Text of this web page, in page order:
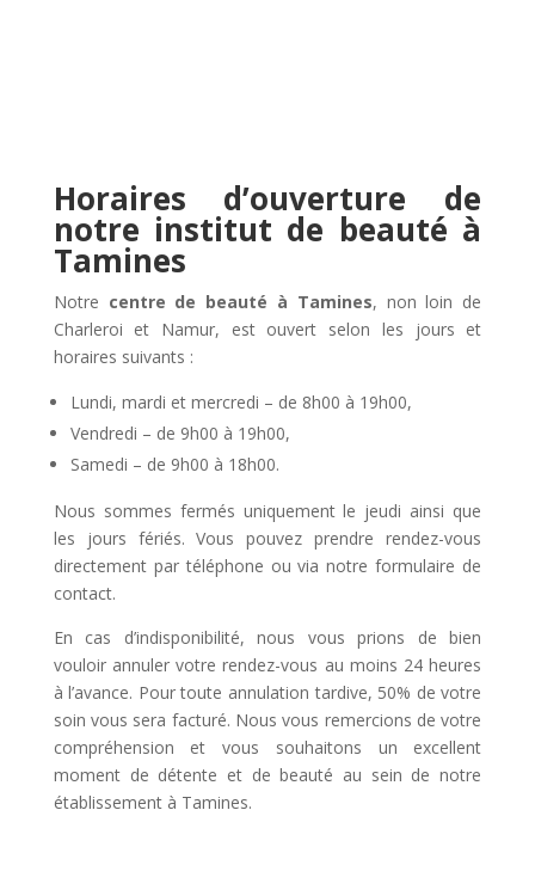
Horaires d’ouverture de
notre institut de beauté à
Tamines
Notre centre de beauté à Tamines, non loin de
Charleroi et Namur, est ouvert selon les jours et
horaires suivants :
Lundi, mardi et mercredi – de 8h00 à 19h00,
Vendredi – de 9h00 à 19h00,
Samedi – de 9h00 à 18h00.
Nous sommes fermés uniquement le jeudi ainsi que
les jours fériés. Vous pouvez prendre rendez-vous
directement par téléphone ou via notre formulaire de
contact.
En cas d’indisponibilité, nous vous prions de bien
vouloir annuler votre rendez-vous au moins 24 heures
à l’avance. Pour toute annulation tardive, 50% de votre
soin vous sera facturé. Nous vous remercions de votre
compréhension et vous souhaitons un excellent
moment de détente et de beauté au sein de notre
établissement à Tamines.